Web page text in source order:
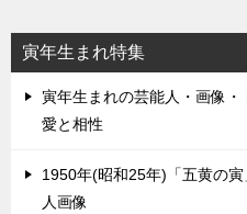
寅年生まれ特集
寅年生まれの芸能人・画像
愛と相性
1950年(昭和25年)「五黄の
人画像